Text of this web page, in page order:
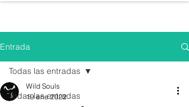
Entrada
Todas las entradas
Todas las entradas
Wild Souls
19 ene 2022